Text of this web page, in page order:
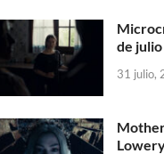
de
31 julio,